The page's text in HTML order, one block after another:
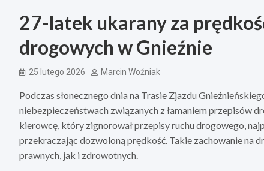
27-latek ukarany za
drogowych w Gnieźnie
25 lutego 2026 Marcin Woźniak
Podczas słonecznego dnia na Trasie Zjazdu
niebezpieczeństwach związanych z łamaniem przepisów
kierowcę, który zignorował przepisy ruchu drogowego,
przekraczając dozwoloną prędkość. Takie zachowanie na
prawnych, jak i zdrowotnych.